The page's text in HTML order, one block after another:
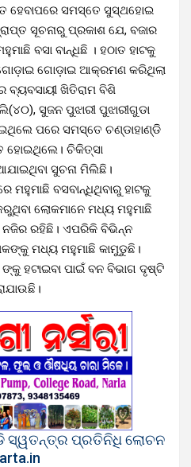
ହେବାପରେ ସମସ୍ତେ ସୁସ୍ଥହୋଇ
ସୂଚନାରୁ ପ୍ରକାଶ ଯେ, ବଜାର
ବସା ବାନ୍ଧିଛି । ହଠାତ ହାଟକୁ
ଗୋଡ଼ାଇ ଆକ୍ରମଣ କରିଥିଲା
ବ୍ୟବସାୟୀ ଖିତିରାମ ବିଶି
ସୁଜନ ପୁଝାରୀ ପୁଝାରୀଗୁଡା
ପରେ ସମସ୍ତେ ଚଣ୍ଡାହାଣ୍ଡି
ହୋଇଥିଲେ। ଚିକିତ୍ସା
ସୁଚନା ମିଲିଛି।
ବସବାନ୍ଧିଥିବାରୁ ହାଟକୁ
ଲୋକମାନେ ମଧ୍ୟ ମହୁମାଛି
ରହିଛି। ଏପରିକି ବିଭିନ୍ନ
ମଧ୍ୟ ମହୁମାଛି କାମୁଡୁଛି।
ହଟାଇବା ପାଇଁ ବନ ବିଭାଗ ଦୃଷ୍ଟି
ସ୍ୱତନ୍ତ୍ର ପ୍ରତିନିଧି ଲୋଚନ